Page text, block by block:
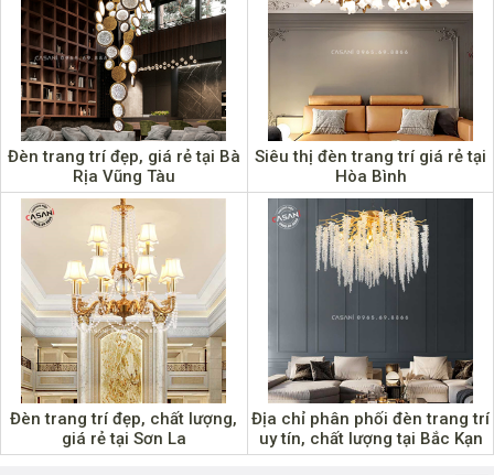
Đèn trang trí đẹp, giá rẻ tại Bà
Rịa Vũng Tàu
Siêu thị đèn trang trí giá rẻ tại
Hòa Bình
Đèn trang trí đẹp, chất lượng,
giá rẻ tại Sơn La
Địa chỉ phân phối đèn trang trí
uy tín, chất lượng tại Bắc Kạn